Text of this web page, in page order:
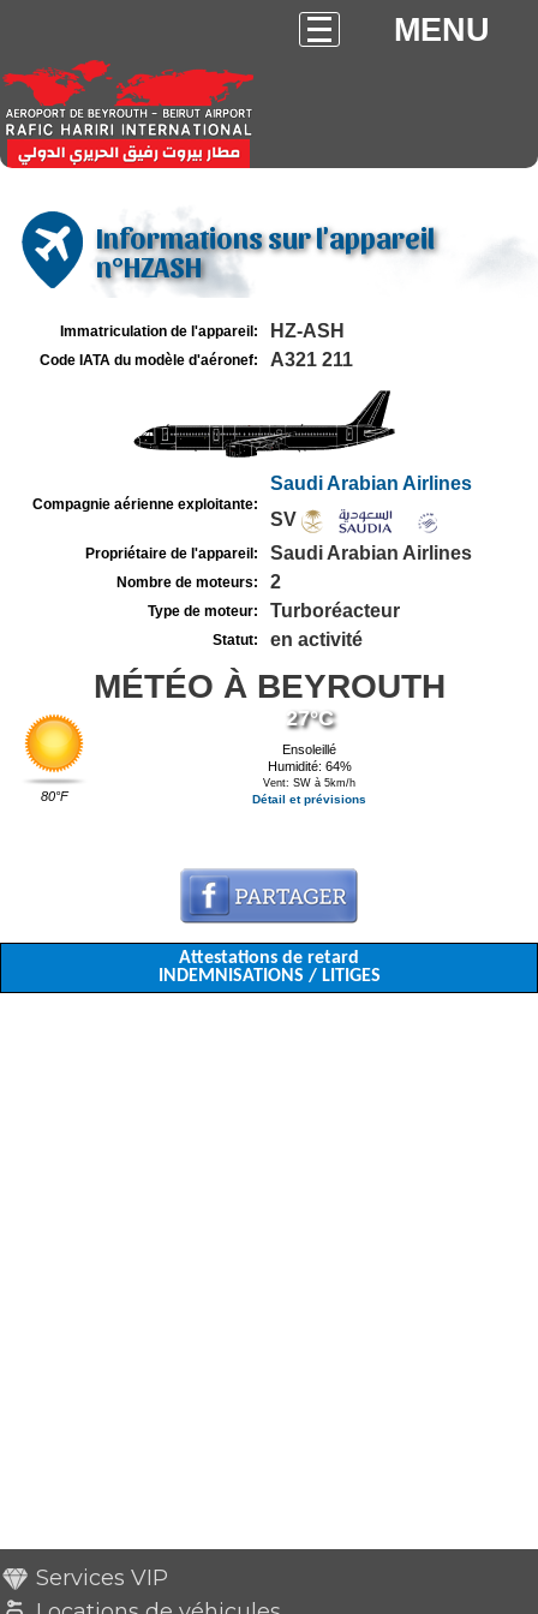
MENU
Informations sur l'appareil
n°HZASH
Immatriculation de l'appareil: HZ-ASH
Code IATA du modèle d'aéronef: A321 211
Compagnie aérienne exploitante:
Saudi Arabian Airlines
SV
Propriétaire de l'appareil: Saudi Arabian Airlines
Nombre de moteurs: 2
Type de moteur: Turboréacteur
Statut: en activité
MÉTÉO À BEYROUTH
80°F
27°C
Ensoleillé
Humidité: 64%
Vent: SW à 5km/h
Détail et prévisions
Attestations de retard
INDEMNISATIONS / LITIGES
Services VIP